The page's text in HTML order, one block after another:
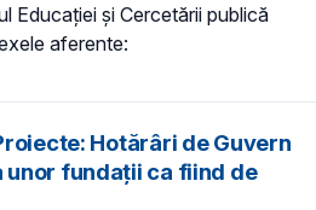
Educaţiei și Cercetării publică
aferente:
Hotărâri de Guvern
fundații ca fiind de